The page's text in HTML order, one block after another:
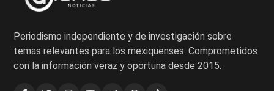
Periodismo independiente y de investigación sobre
temas relevantes para los mexiquenses. Comprometidos
con la información veraz y oportuna desde 2015.